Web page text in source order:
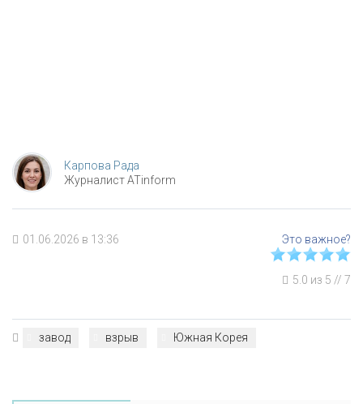
Карпова Рада
Журналист ATinform
01.06.2026 в 13:36
5.0 из 5 // 7
завод взрыв Южная Корея